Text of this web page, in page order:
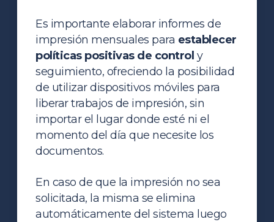
Es importante elaborar informes de
impresión mensuales para establecer
políticas positivas de control y
seguimiento, ofreciendo la posibilidad
de utilizar dispositivos móviles para
liberar trabajos de impresión, sin
importar el lugar donde esté ni el
momento del día que necesite los
documentos.
En caso de que la impresión no sea
solicitada, la misma se elimina
automáticamente del sistema luego